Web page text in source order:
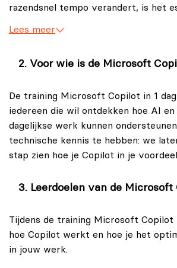
razendsnel tempo verandert, is het
kennismaking en diepgaande kennis
aangedreven door generatieve AI.
Door de training Microsoft Copilot in
zul je ontdekken hoe Copilot jou kan
dagelijkse werkzaamheden
achter Microsoft Copilot kennen,
Large Language Models (LLM),
toepassing binnen de Microsoft
Word, Excel, PowerPoint en Teams.
Microsoft Copilot training biedt
Lees meer
Voor wie is de Microsoft
De training Microsoft Copilot in 1
iedereen die wil ontdekken hoe AI
dagelijkse werk kunnen
technische kennis te hebben: we
stap zien hoe je Copilot in je
Leerdoelen van de Microsoft
Tijdens de training Microsoft Copilot
hoe Copilot werkt en hoe je het
in jouw werk.